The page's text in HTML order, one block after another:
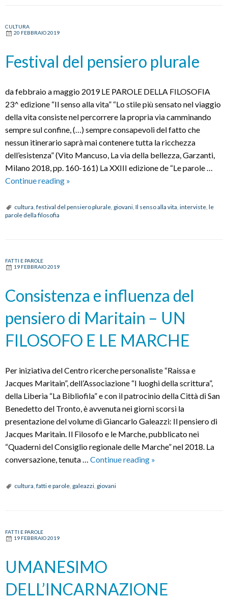
CULTURA
20 FEBBRAIO 2019
Festival del pensiero plurale
da febbraio a maggio 2019 LE PAROLE DELLA FILOSOFIA
23^ edizione “Il senso alla vita” “Lo stile più sensato nel viaggio
della vita consiste nel percorrere la propria via camminando
sempre sul confine, (…) sempre consapevoli del fatto che
nessun itinerario saprà mai contenere tutta la ricchezza
dell’esistenza” (Vito Mancuso, La via della bellezza, Garzanti,
Milano 2018, pp. 160-161) La XXIII edizione de “Le parole …
Continue reading Festival
pensiero
»
cultura, festival del pensiero plurale, giovani, Il senso alla vita, interviste, le
parole della filosofia
FATTI E PAROLE
19 FEBBRAIO 2019
Consistenza e influenza del
pensiero di Maritain – UN
FILOSOFO E LE MARCHE
Per iniziativa del Centro ricerche personaliste “Raissa e
Jacques Maritain”, dell’Associazione “I luoghi della scrittura”,
della Liberia “La Bibliofila” e con il patrocinio della Città di San
Benedetto del Tronto, è avvenuta nei giorni scorsi la
presentazione del volume di Giancarlo Galeazzi: Il pensiero di
Jacques Maritain. Il Filosofo e le Marche, pubblicato nei
“Quaderni del Consiglio regionale delle Marche” nel 2018. La
conversazione, tenuta … Continue reading Consistenza
E
»
cultura, fatti e parole, galeazzi, giovani
FATTI E PAROLE
19 FEBBRAIO 2019
UMANESIMO
DELL’INCARNAZIONE